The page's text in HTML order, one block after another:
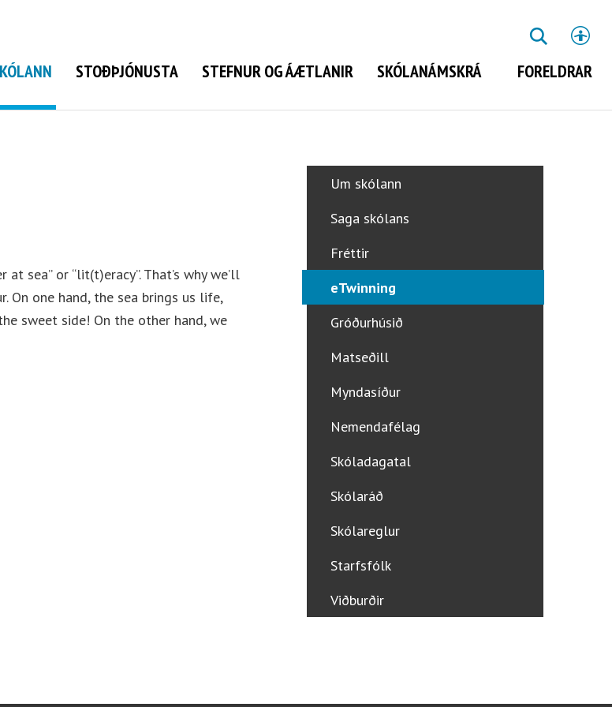
sea” or “lit(t)eracy”. That’s why we’ll
On one hand, the sea brings us life,
sweet side! On the other hand, we
STOÐÞJÓNUSTA STEFNUR OG ÁÆTLANIR SKÓLANÁMSKRÁ FORELDRAR
LEITA
Um skólann
Saga skólans
Fréttir
eTwinning
Gróðurhúsið
Matseðill
Myndasíður
Nemendafélag
Skóladagatal
Skólaráð
Skólareglur
Starfsfólk
Viðburðir